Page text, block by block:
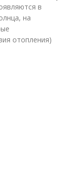
в
на
отопления)